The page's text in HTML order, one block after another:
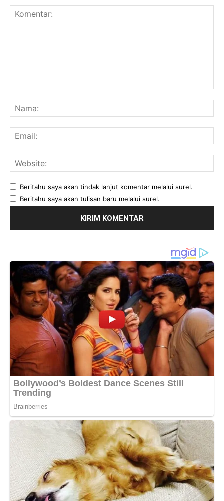
Beritahu saya akan tindak lanjut komentar melalui surel.
Beritahu saya akan tulisan baru melalui surel.